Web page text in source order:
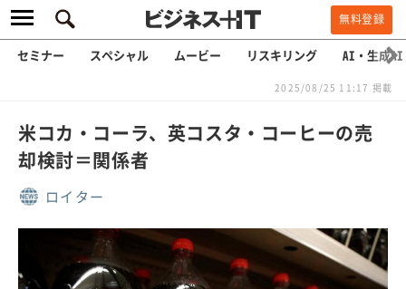
無料登録
セミナー スペシャル ムービー リスキリング AI・生成AI
2025/08/25 11:17 掲載
米コカ・コーラ、英コスタ・コーヒーの売
却検討＝関係者
ロイター